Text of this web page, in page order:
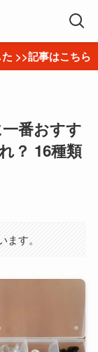
>>記事はこちら
番おすす
？ 16種類
す。